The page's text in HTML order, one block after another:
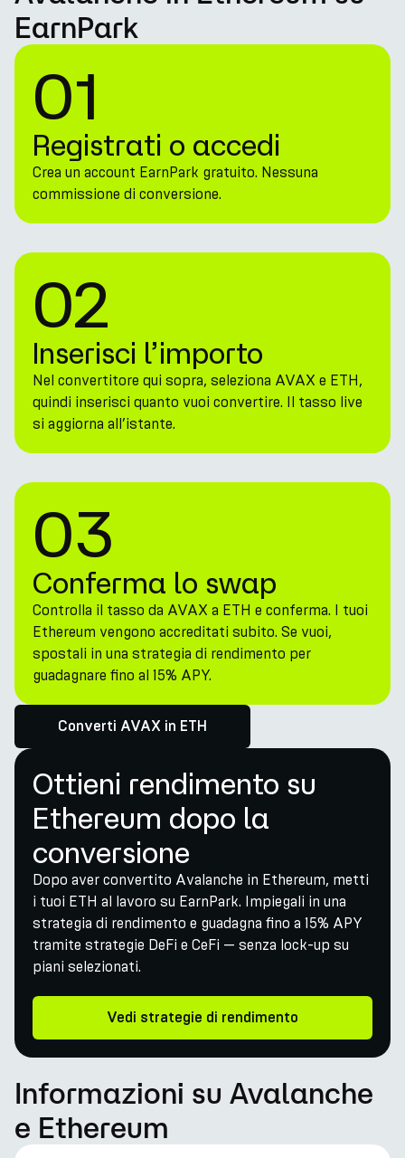
EarnPark
01
Registrati o accedi
Crea un account EarnPark gratuito. Nessuna
commissione di conversione.
02
Inserisci l’importo
Nel convertitore qui sopra, seleziona AVAX e ETH,
quindi inserisci quanto vuoi convertire. Il tasso live
si aggiorna all’istante.
03
Conferma lo swap
Controlla il tasso da AVAX a ETH e conferma. I tuoi
Ethereum vengono accreditati subito. Se vuoi,
spostali in una strategia di rendimento per
guadagnare fino al 15% APY.
Converti AVAX in ETH
Ottieni rendimento su
Ethereum dopo la
conversione
Dopo aver convertito Avalanche in Ethereum, metti
i tuoi ETH al lavoro su EarnPark. Impiegali in una
strategia di rendimento e guadagna fino a 15% APY
tramite strategie DeFi e CeFi — senza lock-up su
piani selezionati.
Vedi strategie di rendimento
Informazioni su Avalanche
e Ethereum